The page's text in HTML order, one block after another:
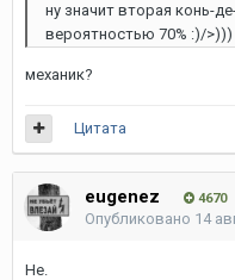
ну значит вторая конь-
вероятностью 70% :)/>)))
механик?
Цитата
eugenez 4670
Опубликовано 14
Не.